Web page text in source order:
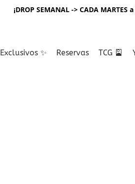
¡DROP SEMANAL -> CADA
Exclusivos ✨ Reservas TCG 🎴